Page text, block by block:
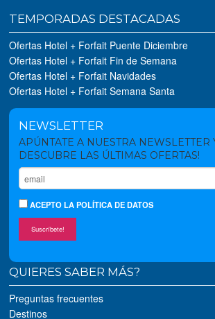
TEMPORADAS DESTACADAS
Ofertas Hotel + Forfait Puente Diciembre
Ofertas Hotel + Forfait Fin de Semana
Ofertas Hotel + Forfait Navidades
Ofertas Hotel + Forfait Semana Santa
NEWSLETTER
APÚNTATE A NUESTRA NEWSLETTER
DESCUBRE LAS ÚLTIMAS OFERTAS!
ACEPTOLA POLÍTICA DE DATOS
Suscríbete!
QUIERES SABER MÁS?
Preguntas frecuentes
Destinos